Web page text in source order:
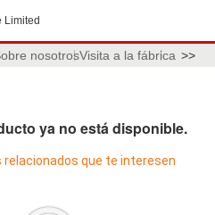
Limited
nosotrosVisita a la fábrica >>
ya no está disponible.
que te interesen